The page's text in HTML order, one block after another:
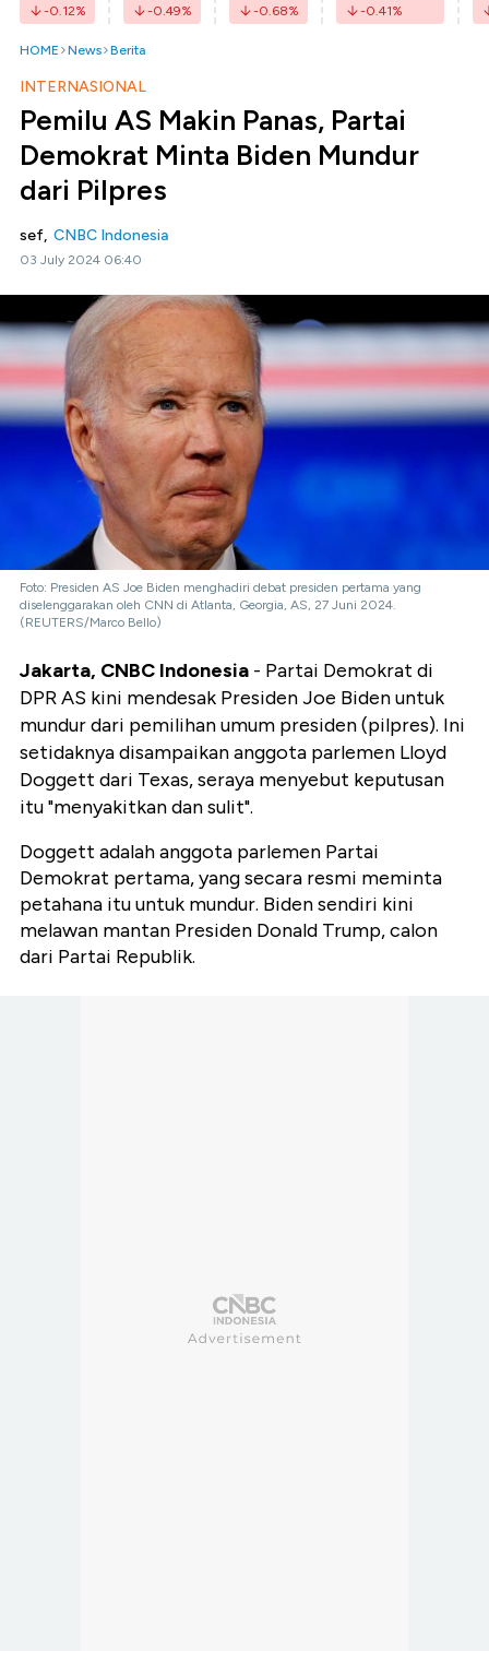
-0.12% -0.49% -0.68% -0.41%
HOME News Berita
INTERNASIONAL
Pemilu AS Makin Panas, Partai
Demokrat Minta Biden Mundur
dari Pilpres
sef, CNBC Indonesia
03 July 2024 06:40
Foto: Presiden AS Joe Biden menghadiri debat presiden pertama yang
diselenggarakan oleh CNN di Atlanta, Georgia, AS, 27 Juni 2024.
(REUTERS/Marco Bello)
Jakarta, CNBC Indonesia - Partai Demokrat di
DPR AS kini mendesak Presiden Joe Biden untuk
mundur dari pemilihan umum presiden(pilpres). Ini
setidaknya disampaikan anggota parlemen Lloyd
Doggett dari Texas, seraya menyebut keputusan
itu "menyakitkan dan sulit".
Doggett adalah anggota parlemen Partai
Demokrat pertama, yang secara resmi meminta
petahana itu untuk mundur. Biden sendiri kini
melawan mantan Presiden Donald Trump, calon
dari Partai Republik.